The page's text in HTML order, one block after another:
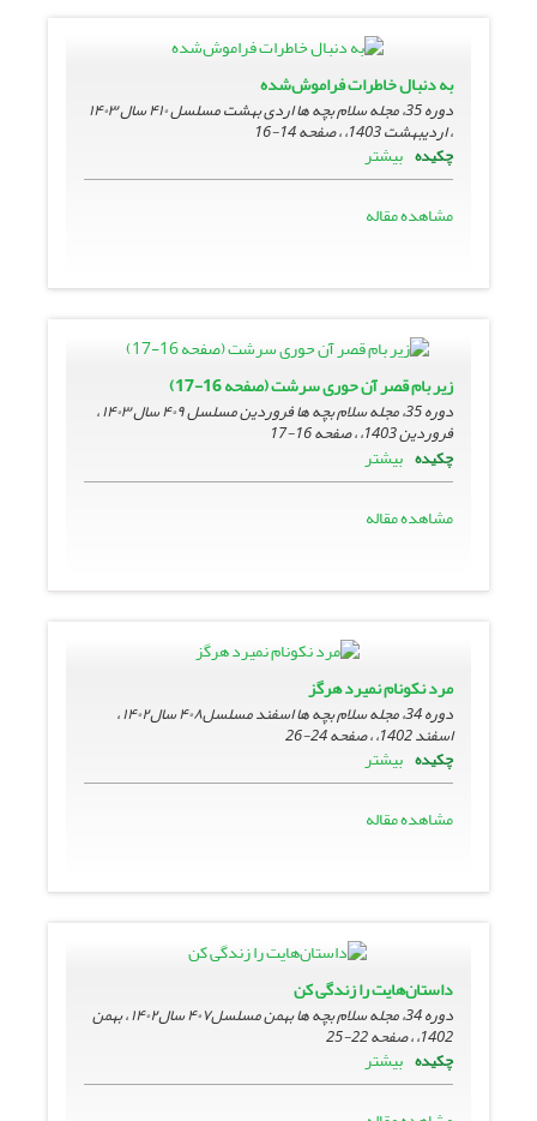
به دنبال خاطرات فراموش‌شده
دوره 35، مجله سلام بچه ها اردی بهشت مسلسل ۴۱۰ سال ۱۴۰۳
، اردیبهشت 1403، ، صفحه
14-16
چکیده بیشتر
مشاهده مقاله
زیر بام قصر آن حوری سرشت (صفحه 16-17)
دوره 35، مجله سلام بچه ها فروردین مسلسل ۴۰۹ سال ۱۴۰۳ ،
فروردین 1403، ، صفحه
16-17
چکیده بیشتر
مشاهده مقاله
مرد نکونام نمیرد هرگز
دوره 34، مجله سلام بچه ها اسفند مسلسل۴۰۸ سال۱۴۰۲ ،
اسفند 1402، ، صفحه
24-26
چکیده بیشتر
مشاهده مقاله
داستان‌هایت را زندگی کن
دوره 34، مجله سلام بچه ها بهمن مسلسل۴۰۷ سال۱۴۰۲ ، بهمن
1402، ، صفحه
22-25
چکیده بیشتر